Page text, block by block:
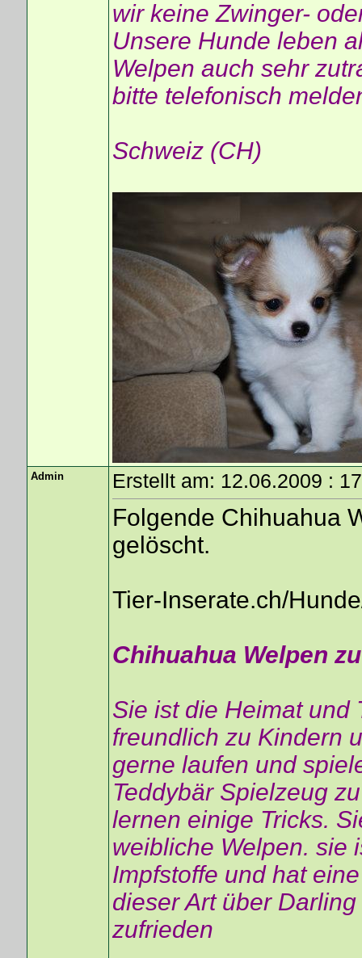
wir keine Zwinger-
Unsere Hunde leben
Welpen auch sehr
bitte telefonisch
Schweiz (CH)
Admin Erstellt am: 12.06.2009 :
Folgende Chihuahua
gelöscht.
Tier-Inserate.ch/
Chihuahua Welpen
Sie ist die Heimat und
freundlich zu Kindern
gerne laufen und
Teddybär Spielzeug
lernen einige Tricks.
weibliche Welpen. sie
Impfstoffe und hat
dieser Art über
zufrieden